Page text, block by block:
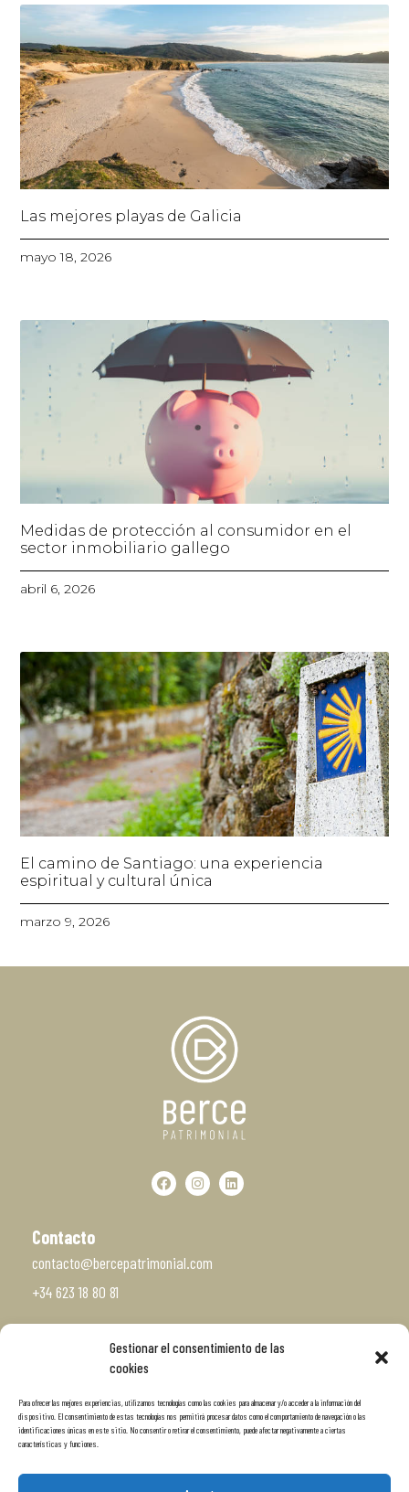
Gestionar el consentimiento de las
cookies
Para ofrecer las mejores experiencias, utilizamos tecnologías como las cookies para almacenar y/o acceder a la información del
dispositivo. El consentimiento de estas tecnologías nos permitirá procesar datos como el comportamiento de navegación o las
identificaciones únicas en este sitio. No consentir o retirar el consentimiento, puede afectar negativamente a ciertas
características y funciones.
Las mejores playas de Galicia
mayo 18, 2026
Medidas de protección al consumidor en el
sector inmobiliario gallego
abril 6, 2026
El camino de Santiago: una experiencia
espiritual y cultural única
marzo 9, 2026
Contacto
contacto@bercepatrimonial.com
+34 623 18 80 81
Santiago de Compostela